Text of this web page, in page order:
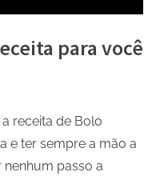
para você
receita de Bolo
e ter sempre a mão a
passo a